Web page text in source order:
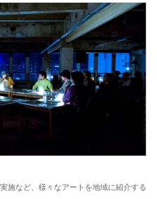
施など、様々なアートを地域に紹介する